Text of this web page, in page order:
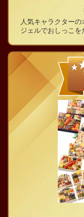
人気キャラクター
ジェルでおしっこを